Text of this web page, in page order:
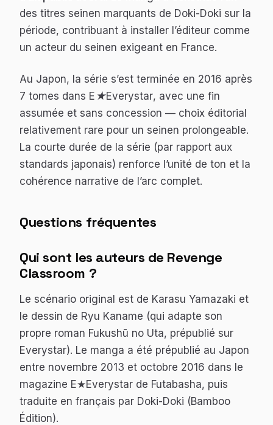
des titres seinen marquants de Doki-Doki sur la
période, contribuant à installer l’éditeur comme
un acteur du seinen exigeant en France.
Au Japon, la série s’est terminée en 2016 après
7 tomes dans E★Everystar, avec une fin
assumée et sans concession — choix éditorial
relativement rare pour un seinen prolongeable.
La courte durée de la série (par rapport aux
standards japonais) renforce l’unité de ton et la
cohérence narrative de l’arc complet.
Questions fréquentes
Qui sont les auteurs de Revenge
Classroom ?
Le scénario original est de Karasu Yamazaki et
le dessin de Ryu Kaname (qui adapte son
propre roman Fukushū no Uta, prépublié sur
Everystar). Le manga a été prépublié au Japon
entre novembre 2013 et octobre 2016 dans le
magazine E★Everystar de Futabasha, puis
traduite en français par Doki-Doki (Bamboo
Édition).